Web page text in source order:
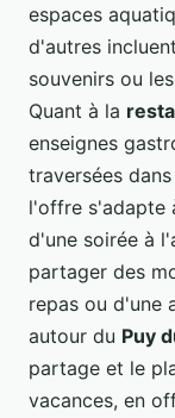
espaces
d'autres
souvenirs ou
Quant à la
enseignes
traversées
l'offre s'adapte
d'une soirée à
partager des
repas ou d'une
autour du Puy
partage et le
vacances, en